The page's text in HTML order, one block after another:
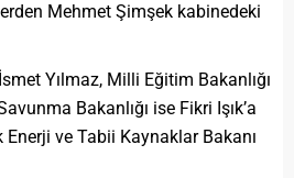
Mehmet Şimşek kabinedeki
Yılmaz, Milli Eğitim Bakanlığı
Bakanlığı ise Fikri Işık’a
ve Tabii Kaynaklar Bakanı